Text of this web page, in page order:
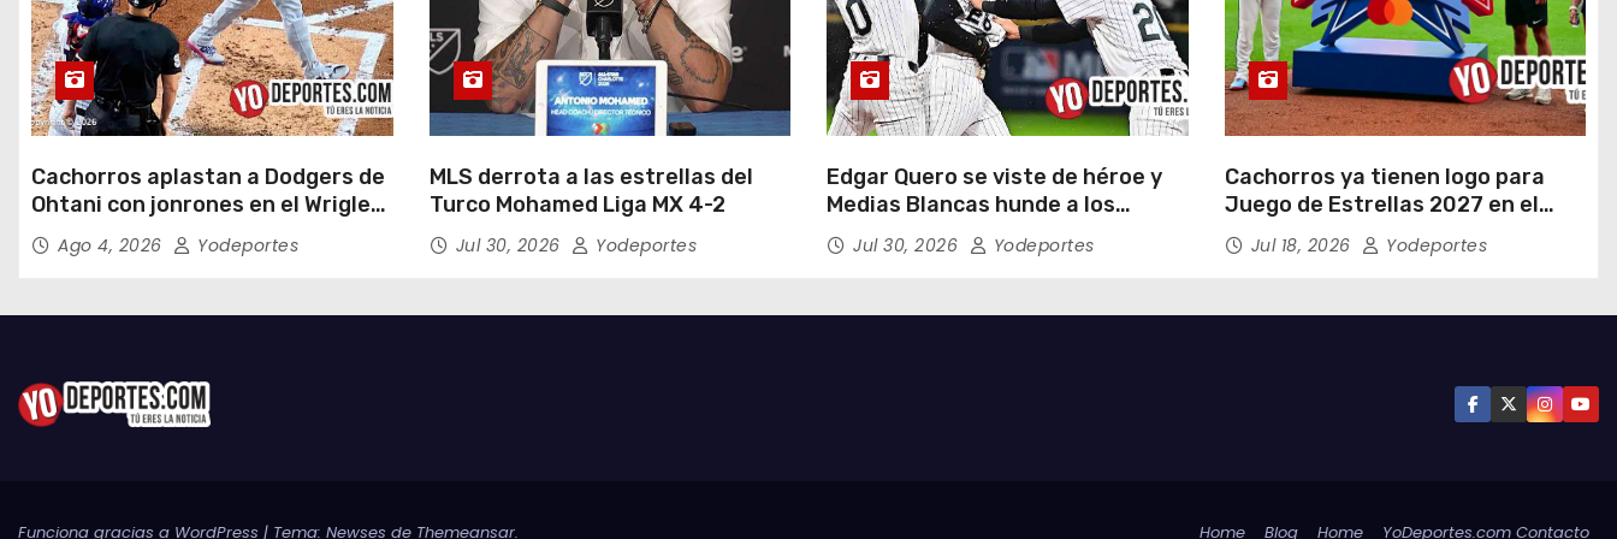
Cachorros aplastan a Dodgers de
Ohtani con jonrones en el Wrigley
FieldAgo 4, 2026 Yodeportes
MLS derrota a las estrellas del
Turco Mohamed Liga MX 4-2
Jul 30, 2026 Yodeportes
Edgar Quero se viste de héroe y
Medias Blancas hunde a los
Yankees de Nueva York en doce
entradas
Jul 30, 2026 Yodeportes
Cachorros ya tienen logo para
Juego de Estrellas 2027 en el
Wrigley Field
Jul 18, 2026 Yodeportes
Funciona gracias a WordPress | Tema: Newses de Themeansar. Home Blog Home YoDeportes.com Contacto